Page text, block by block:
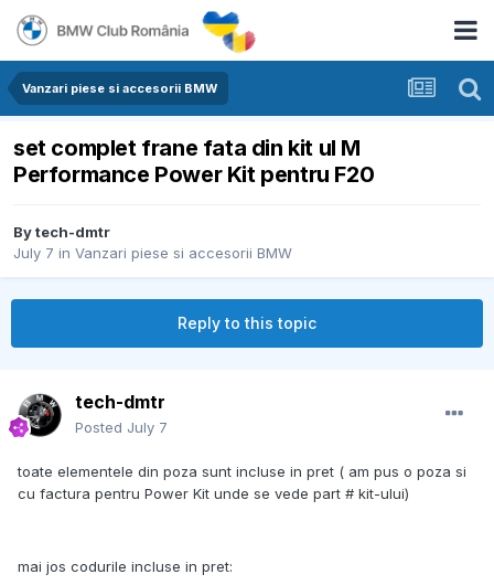
Vanzari piese si accesorii BMW
set complet frane fata din kit ul M
Performance Power Kit pentru F20
Bytech-dmtr
July 7 in Vanzari piese si accesorii BMW
Reply to this topic
tech-dmtr
Posted July 7
toate elementele din poza sunt incluse in pret ( am pus o poza si
cu factura pentru Power Kit unde se vede part # kit-ului)
mai jos codurile incluse in pret: